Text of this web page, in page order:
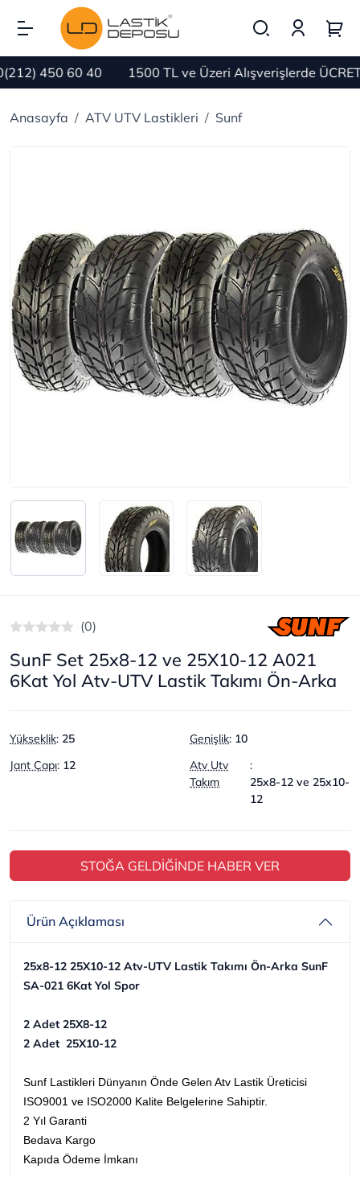
450 60 40 1500 TL ve Üzeri Alışverişlerde
Anasayfa ATV UTV Lastikleri Sunf
(0)
SunF Set 25x8-12 ve 25X10-12 A021
6Kat Yol Atv-UTV Lastik Takımı Ön-Arka
Yükseklik: 25 Genişlik: 10
Jant Çapı: 12
Atv Utv
Takım
:
25x8-12 ve 25x10-
12
STOĞA GELDİĞİNDE HABER VER
Ürün Açıklaması
25x8-12 25X10-12 Atv-UTV Lastik Takımı Ön-Arka SunF
SA-021 6Kat Yol Spor
2 Adet 25X8-12
2 Adet 25X10-12
Sunf Lastikleri Dünyanın Önde Gelen Atv Lastik Üreticisi
ISO9001 ve ISO2000 Kalite Belgelerine Sahiptir.
2 Yıl Garanti
Bedava Kargo
Kapıda Ödeme İmkanı